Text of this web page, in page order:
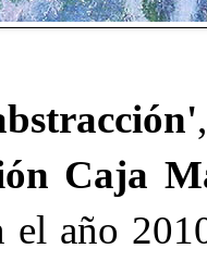
Caja
el año